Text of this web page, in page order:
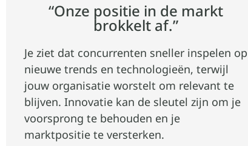
“Onze positie in de markt
brokkelt af.”
Je ziet dat concurrenten sneller inspelen op
nieuwe trends en technologieën, terwijl
jouw organisatie worstelt om relevant te
blijven. Innovatie kan de sleutel zijn om je
voorsprong te behouden en je
marktpositie te versterken.